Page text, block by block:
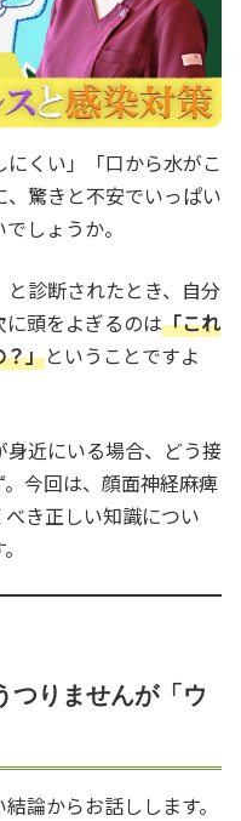
くい」「口から水がこ
驚きと不安でいっぱい
しょうか。
診断されたとき、自分
頭をよぎるのは「これ
？」ということですよ
近にいる場合、どう接
今回は、顔面神経麻痺
き正しい知識につい
つりませんが「ウ
論からお話しします。